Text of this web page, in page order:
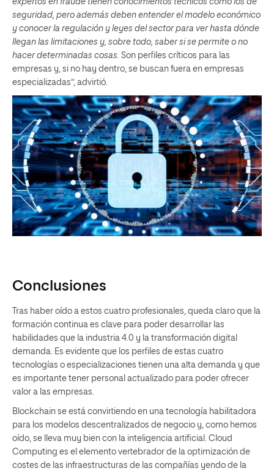
expertos en fraude tienen conocimientos técnicos como los de
seguridad, pero además deben entender el modelo económico
y conocer la regulación y leyes del sector para ver hasta dónde
llegan las limitaciones y, sobre todo, saber si se permite o no
hacer determinadas cosas. Son perfiles críticos para las
empresas y, si no hay dentro, se buscan fuera en empresas
especializadas”, advirtió.
Conclusiones
Tras haber oído a estos cuatro profesionales, queda claro que la
formación continua es clave para poder desarrollar las
habilidades que la industria 4.0 y la transformación digital
demanda. Es evidente que los perfiles de estas cuatro
tecnologías o especializaciones tienen una alta demanda y que
es importante tener personal actualizado para poder ofrecer
valor a las empresas.
Blockchain se está convirtiendo en una tecnología habilitadora
para los modelos descentralizados de negocio y, como hemos
oído, se lleva muy bien con la inteligencia artificial. Cloud
Computing es el elemento vertebrador de la optimización de
costes de las infraestructuras de las compañías yendo de la